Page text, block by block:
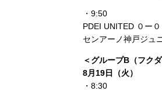
・9:50
PDEI UNITED ０ー
センアーノ神戸ジュ
＜グループB（フク
8月19日（火）
・8:30